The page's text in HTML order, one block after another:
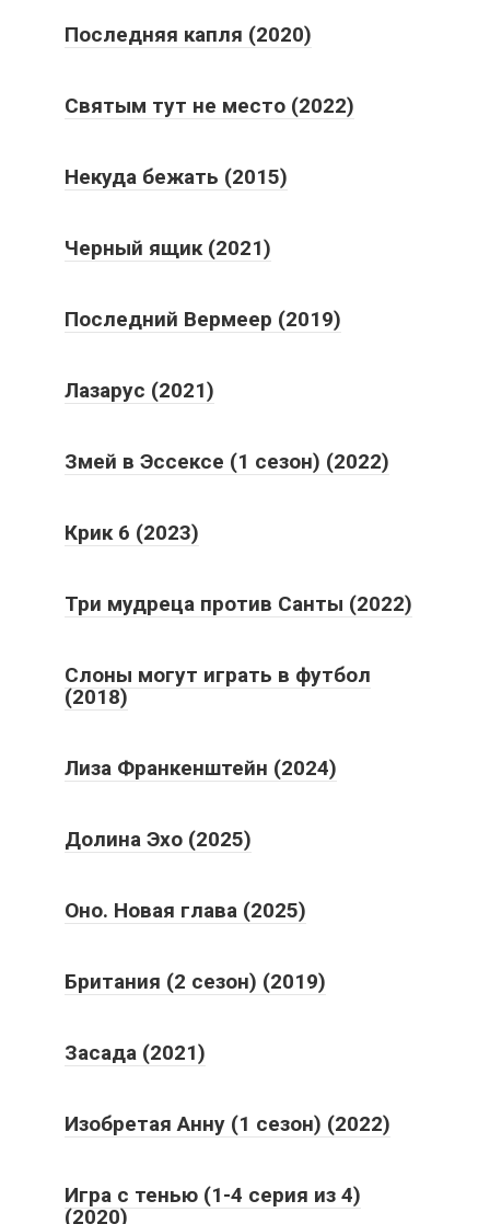
Последняя капля (2020)
Святым тут не место (2022)
Некуда бежать (2015)
Черный ящик (2021)
Последний Вермеер (2019)
Лазарус (2021)
Змей в Эссексе (1 сезон) (2022)
Крик 6 (2023)
Три мудреца против Санты (2022)
Слоны могут играть в футбол
(2018)
Лиза Франкенштейн (2024)
Долина Эхо (2025)
Оно. Новая глава (2025)
Британия (2 сезон) (2019)
Засада (2021)
Изобретая Анну (1 сезон) (2022)
Игра с тенью (1-4 серия из 4)
(2020)